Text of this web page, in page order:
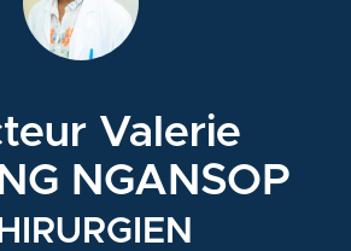
Valerie
NGANSOP